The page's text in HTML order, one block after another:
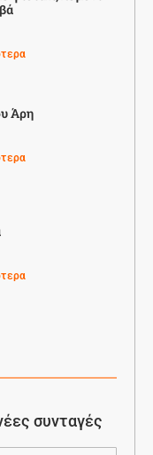
Άρη
συνταγές